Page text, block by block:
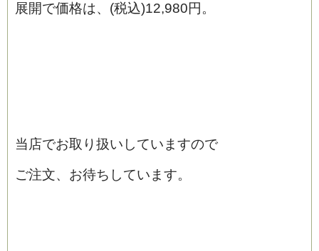
展開で価格は、(税込)12,980円。
当店でお取り扱いしていますので
ご注文、お待ちしています。